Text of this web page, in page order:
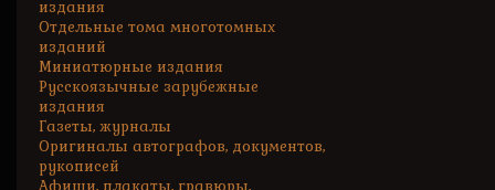
издания
Отдельные тома многотомных
изданий
Миниатюрные издания
Русскоязычные зарубежные
издания
Газеты, журналы
Оригиналы автографов, документов,
рукописей
Афиши, плакаты, гравюры,